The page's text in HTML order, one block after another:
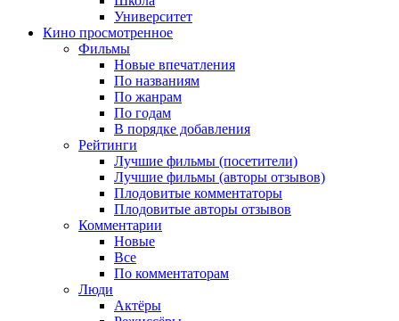
Университет
Кино просмотренное
Фильмы
Новые впечатления
По названиям
По жанрам
По годам
В порядке добавления
Рейтинги
Лучшие фильмы (посетители)
Лучшие фильмы (авторы отзывов)
Плодовитые комментаторы
Плодовитые авторы отзывов
Комментарии
Новые
Все
По комментаторам
Люди
Актёры